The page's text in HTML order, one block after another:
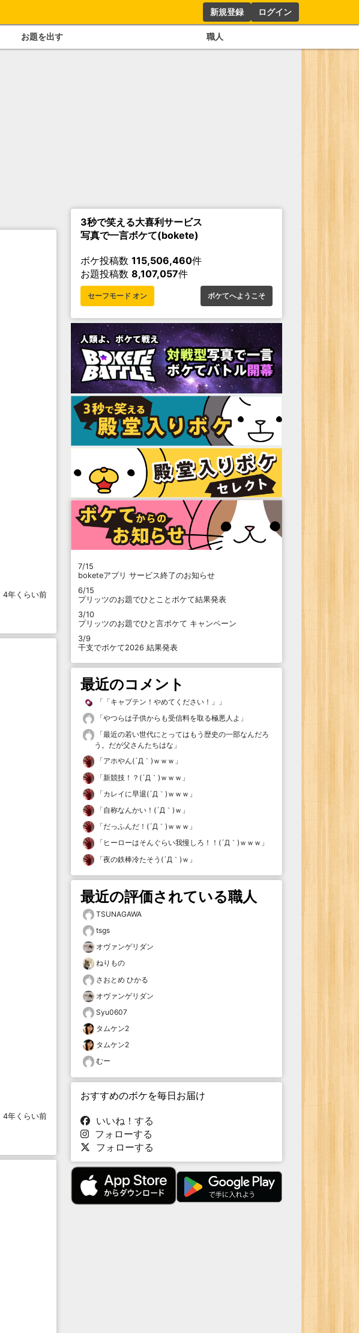
新規登録 ログイン
お題を出す 職人
4年くらい前
4年くらい前
3秒で笑える大喜利サービス
写真で一言ボケて(bokete)
ボケ投稿数 115,506,460件
お題投稿数 8,107,057件
セーフモード オン ボケてへようこそ
7/15
boketeアプリ サービス終了のお知らせ
6/15
プリッツのお題でひとことボケて結果発表
3/10
プリッツのお題でひと言ボケて キャンペーン
3/9
干支でボケて2026 結果発表
最近のコメント
「 「キャプテン！やめてください！」
」
「やつらは子供からも受信料を取る極悪人よ 」
「最近の若い世代にとってはもう歴史の一部なんだろ
う。だが父さんたちはな 」
「アホやん(´Д｀)ｗｗｗ 」
「新競技！？(´Д｀)ｗｗｗ 」
「カレイに早退(´Д｀)ｗｗｗ 」
「自称なんかい！(´Д｀)ｗ 」
「だっふんだ！(´Д｀)ｗｗｗ 」
「 ヒーローはそんぐらい我慢しろ！！(´Д｀)ｗｗｗ 」
「夜の鉄棒冷たそう(´Д｀)ｗ 」
最近の評価されている職人
TSUNAGAWA
tsgs
オヴァンゲリダン
ねりもの
さおとめ ひかる
オヴァンゲリダン
Syu0607
タムケン2
タムケン2
むー
おすすめのボケを毎日お届け
いいね！する
フォローする
フォローする